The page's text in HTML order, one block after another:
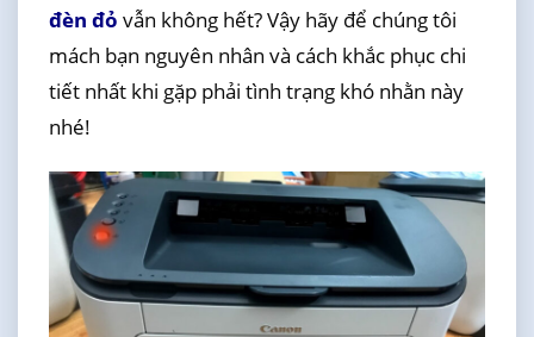
đèn đỏ vẫn không hết? Vậy hãy để chúng tôi
mách bạn nguyên nhân và cách khắc phục chi
tiết nhất khi gặp phải tình trạng khó nhằn này
nhé!